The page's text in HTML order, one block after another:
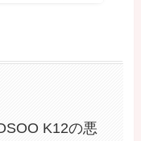
K12の悪